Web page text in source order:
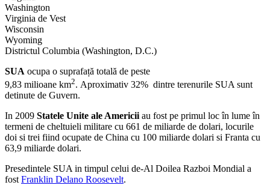
Washington
Virginia de Vest
Wisconsin
Wyoming
Districtul Columbia (Washington, D.C.)
SUA ocupa o suprafață totală de peste
9,83 milioane km2. Aproximativ 32% dintre terenurile SUA sunt
detinute de Guvern.
In 2009 Statele Unite ale Americii au fost pe primul loc în lume în
termeni de cheltuieli militare cu 661 de miliarde de dolari, locurile
doi si trei fiind ocupate de China cu 100 miliarde dolari si Franta cu
63,9 miliarde dolari.
Presedintele SUA in timpul celui de-Al Doilea Razboi Mondial a
fost Franklin Delano Roosevelt.